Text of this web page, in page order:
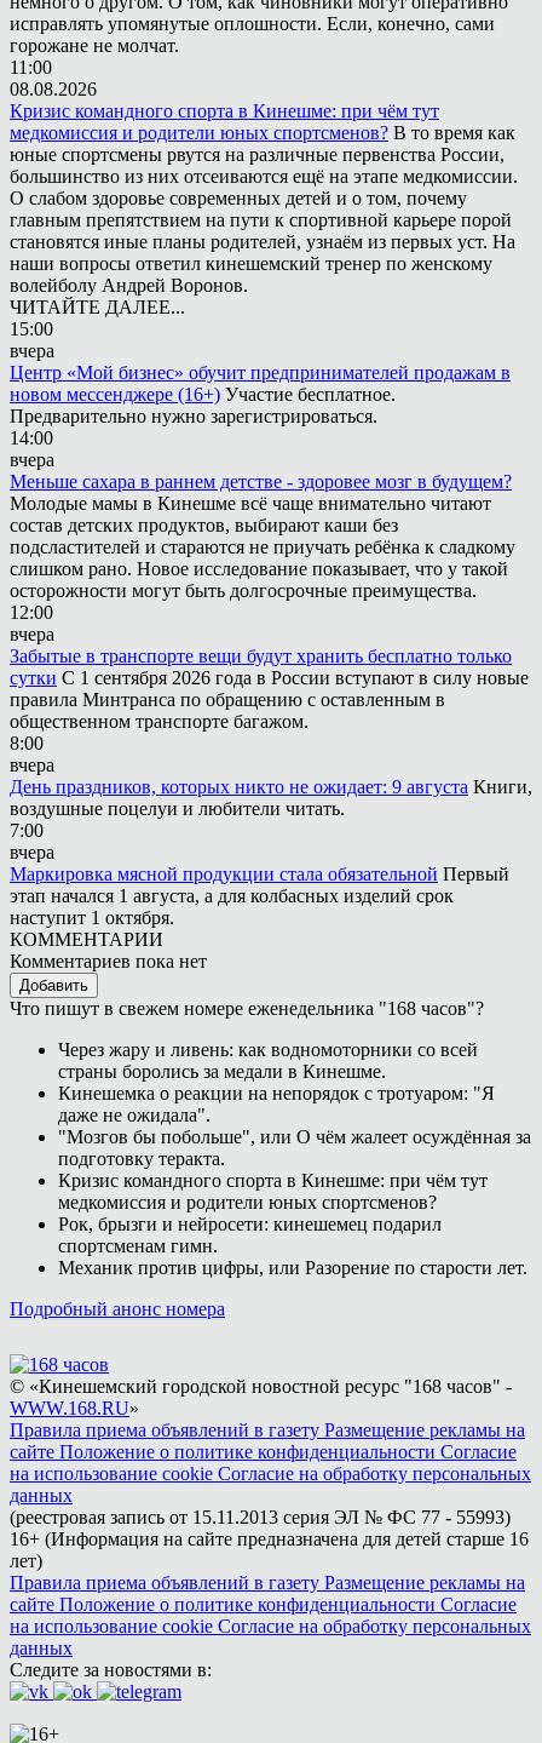
исправлять упомянутые оплошности. Если, конечно, сами
горожане не молчат.
11:00
08.08.2026
Кризис командного спорта в Кинешме: при чём тут
медкомиссия и родители юных спортсменов? В то время как
юные спортсмены рвутся на различные первенства России,
большинство из них отсеиваются ещё на этапе медкомиссии.
О слабом здоровье современных детей и о том, почему
главным препятствием на пути к спортивной карьере порой
становятся иные планы родителей, узнаём из первых уст. На
наши вопросы ответил кинешемский тренер по женскому
волейболу Андрей Воронов.
ЧИТАЙТЕ ДАЛЕЕ...
15:00
вчера
Центр «Мой бизнес» обучит предпринимателей продажам в
новом мессенджере (16+) Участие бесплатное.
Предварительно нужно зарегистрироваться.
14:00
вчера
Меньше сахара в раннем детстве - здоровее мозг в будущем?
Молодые мамы в Кинешме всё чаще внимательно читают
состав детских продуктов, выбирают каши без
подсластителей и стараются не приучать ребёнка к сладкому
слишком рано. Новое исследование показывает, что у такой
осторожности могут быть долгосрочные преимущества.
12:00
вчера
Забытые в транспорте вещи будут хранить бесплатно только
сутки С 1 сентября 2026 года в России вступают в силу новые
правила Минтранса по обращению с оставленным в
общественном транспорте багажом.
8:00
вчера
День праздников, которых никто не ожидает: 9 августа Книги,
воздушные поцелуи и любители читать.
7:00
вчера
Маркировка мясной продукции стала обязательной Первый
этап начался 1 августа, а для колбасных изделий срок
наступит 1 октября.
КОММЕНТАРИИ
Комментариев пока нет
Добавить
Что пишут в свежем номере еженедельника "168 часов"?
Через жару и ливень: как водномоторники со всей
страны боролись за медали в Кинешме.
Кинешемка о реакции на непорядок с тротуаром: "Я
даже не ожидала".
"Мозгов бы побольше", или О чём жалеет осуждённая за
подготовку теракта.
Кризис командного спорта в Кинешме: при чём тут
медкомиссия и родители юных спортсменов?
Рок, брызги и нейросети: кинешемец подарил
спортсменам гимн.
Механик против цифры, или Разорение по старости лет.
Подробный анонс номера
© «Кинешемский городской новостной ресурс "168 часов" -
WWW.168.RU»
Правила приема объявлений в газету Размещение рекламы на
сайте Положение о политике конфиденциальности Согласие
на использование cookie Согласие на обработку персональных
данных
(реестровая запись от 15.11.2013 серия ЭЛ № ФС 77 - 55993)
16+ (Информация на сайте предназначена для детей старше 16
лет)
Правила приема объявлений в газету Размещение рекламы на
сайте Положение о политике конфиденциальности Согласие
на использование cookie Согласие на обработку персональных
данных
Следите за новостями в: